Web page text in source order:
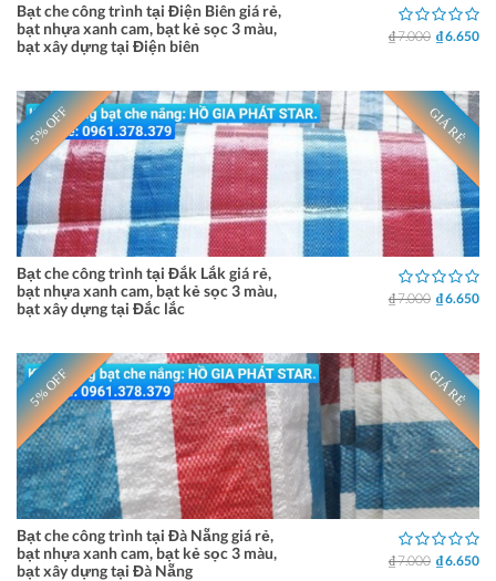
Bạt che công trình tại Điện Biên giá rẻ,
bạt nhựa xanh cam, bạt kẻ sọc 3 màu,
bạt xây dựng tại Điện biên
₫ 7.000 ₫ 6.650
5% OFF GIÁ RẺ
Bạt che công trình tại Đắk Lắk giá rẻ,
bạt nhựa xanh cam, bạt kẻ sọc 3 màu,
bạt xây dựng tại Đắc lắc
₫ 7.000 ₫ 6.650
5% OFF GIÁ RẺ
Bạt che công trình tại Đà Nẵng giá rẻ,
bạt nhựa xanh cam, bạt kẻ sọc 3 màu,
bạt xây dựng tại Đà Nẵng
₫ 7.000 ₫ 6.650